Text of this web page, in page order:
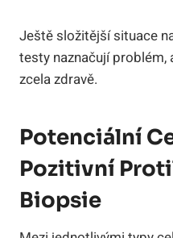
Ještě složitější situace
testy naznačují problém,
zcela zdravě.
Potenciální
Pozitivní
Biopsie